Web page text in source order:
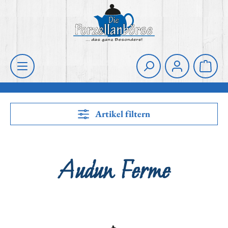
Hauptinhalt springen
Artikel filtern
Audun Ferme